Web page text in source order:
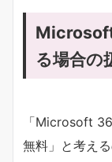
る場合の
「Microsoft
無料」と考え